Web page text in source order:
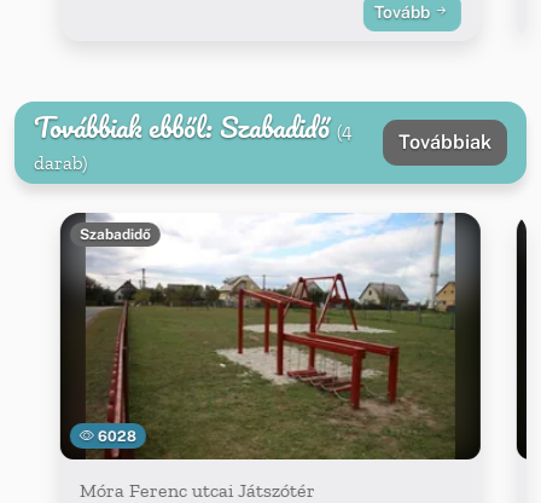
Tovább
Továbbiak ebből: Szabadidő (4
darab)
Továbbiak
6028
Szabadidő
Móra Ferenc utcai Játszótér